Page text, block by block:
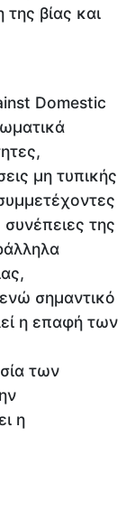
βίας και
Domestic
μη τυπικής
συνέπειες της
σημαντικό
η επαφή των
των
η